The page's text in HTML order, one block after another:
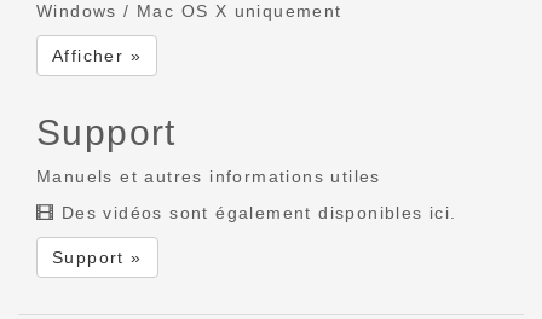
Windows / Mac OS X uniquement
Afficher »
Support
Manuels et autres informations utiles
Des vidéos sont également disponibles ici.
Support »